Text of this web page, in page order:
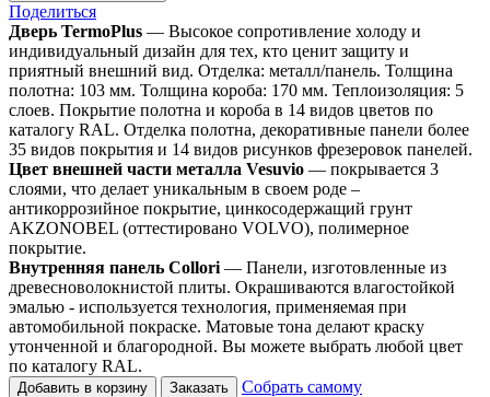
Поделиться
Дверь TermoPlus — Высокое сопротивление холоду и
индивидуальный дизайн для тех, кто ценит защиту и
приятный внешний вид. Отделка: металл/панель. Толщина
полотна: 103 мм. Толщина короба: 170 мм. Теплоизоляция: 5
слоев. Покрытие полотна и короба в 14 видов цветов по
каталогу RAL. Отделка полотна, декоративные панели более
35 видов покрытия и 14 видов рисунков фрезеровок панелей.
Цвет внешней части металла Vesuvio — покрывается 3
слоями, что делает уникальным в своем роде –
антикоррозийное покрытие, цинкосодержащий грунт
AKZONOBEL (оттестировано VOLVO), полимерное
покрытие.
Внутренняя панель Collori — Панели, изготовленные из
древесноволокнистой плиты. Окрашиваются влагостойкой
эмалью - используется технология, применяемая при
автомобильной покраске. Матовые тона делают краску
утонченной и благородной. Вы можете выбрать любой цвет
по каталогу RAL.
Добавить в корзину Заказать
Собрать самому